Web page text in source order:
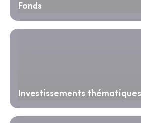
Fonds
Investissements thématiques